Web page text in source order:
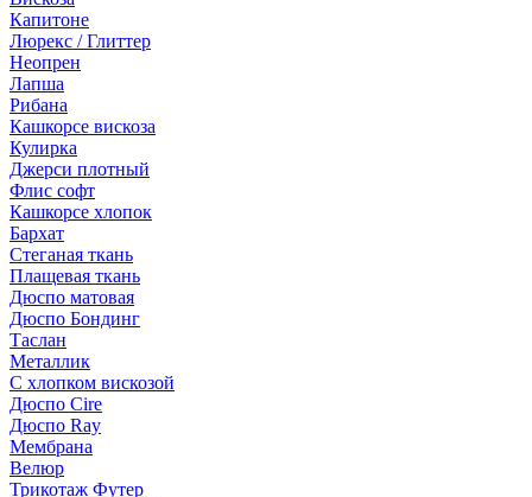
Капитоне
Люрекс / Глиттер
Неопрен
Лапша
Рибана
Кашкорсе вискоза
Кулирка
Джерси плотный
Флис софт
Кашкорсе хлопок
Бархат
Стеганая ткань
Плащевая ткань
Дюспо матовая
Дюспо Бондинг
Таслан
Металлик
С хлопком вискозой
Дюспо Cire
Дюспо Ray
Мембрана
Велюр
Трикотаж Футер